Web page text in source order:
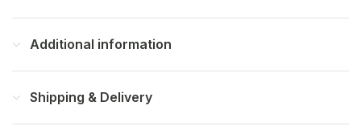
Additional information
Shipping & Delivery